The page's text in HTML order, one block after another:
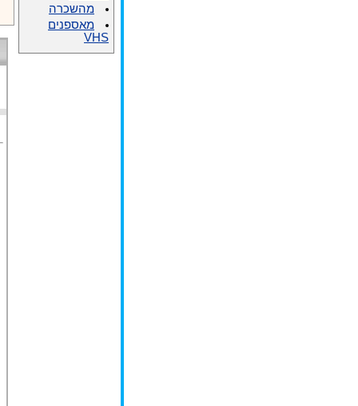
מהשכרה
מאספנים
VHS